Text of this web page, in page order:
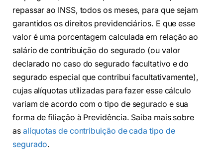
repassar ao INSS, todos os meses, para que sejam
garantidos os direitos previdenciários. E que esse
valor é uma porcentagem calculada em relação ao
salário de contribuição do segurado (ou valor
declarado no caso do segurado facultativo e do
segurado especial que contribui facultativamente),
cujas alíquotas utilizadas para fazer esse cálculo
variam de acordo com o tipo de segurado e sua
forma de filiação à Previdência. Saiba mais sobre
as alíquotas de contribuição de cada tipo de
segurado.